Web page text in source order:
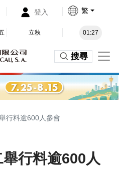
登入 繁
立秋 01:27
搜尋
行料逾600人參會
行料逾600人